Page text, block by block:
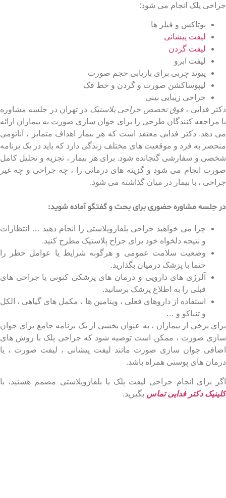
پلک انجام می شود:
بوتاکس و فیلر ها
لیفت پیشانی
لیفت گردن
لیفت ابرو
پیوند چربی برای بازیابی حجم صورت
لیپوساکشن صورت و گردن و خط فک
جراحی زیبایی بینی
فدایی ، فوق تخصص جراحی پلاستیکدر تهران در جلسه مشاوره
کنندگان طرحی را برای جوان سازی صورت به بیماران ارائه
دکتر فدایی معتقد است که هر بیمار اهداف متمایز ، آناتومی
به فرد و موقعیت های مختلف زندگی دارد که باید در یک برنامه
و سفارشی گنجانده شود. برای هر بیمار ، تجزیه و تحلیل کامل
انجام می شود و گزینه های درمانی را ، چه جراحی و چه غیر
، با بیمار در میان گذاشته می شود. جراحی پلک در ایران
مشاوره حضوری برای بحث و گفتگو آماده شوید:
چرا می خواهید جراحی بلفاروپلاستی را انجام دهید … انتظارات
و نتیجه دلخواه خود برای جراح پلاستیک مطرح کنید.
وضعیت سلامت عمومی و هرگونه شرایط یا عوامل خطر را
حتما با پزشک درمیان بگذارید.
آلرژی های دارویی و درمان های پزشکی کنونی یا جراحی های
قبلی را به اطلاع پزشک برسانید.
استفاده از داروهای فعلی ، ویتامین ها ، مکمل های گیاهی ، الکل
و تنباکو و …
برخی از بیماران ، به عنوان بخشی از یک برنامه جامع برای جوان
صورت ، ممکن است توصیه شود که جراحی پلک با روش های
جوان سازی صورت مانند لیفت پیشانی ، لیفت صورت ، یا
های پوستی همراه باشد.
برای انجام جراحی لیفت پلک یا بلفاروپلاستی مصمم هستید، با
دکتر فدایی تماسبگیرید.